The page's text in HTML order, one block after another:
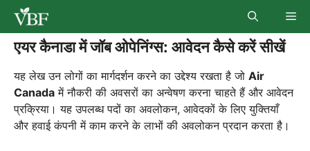
Skip
content
एयर कैनाडा में जॉब ओपेनिंग्स: आवेदन कैसे करें सीखें
यह लेख उन लोगों का मार्गदर्शन करने का उद्देश्य रखता है जो Air
Canada में नौकरी की अवसरों का अन्वेषण करना चाहते हैं और आवेदन
प्रक्रिया। यह उपलब्ध पदों का अवलोकन, आवेदकों के लिए युक्तियाँ
और हवाई कंपनी में काम करने के लाभों की अवलोकन प्रदान करता है।